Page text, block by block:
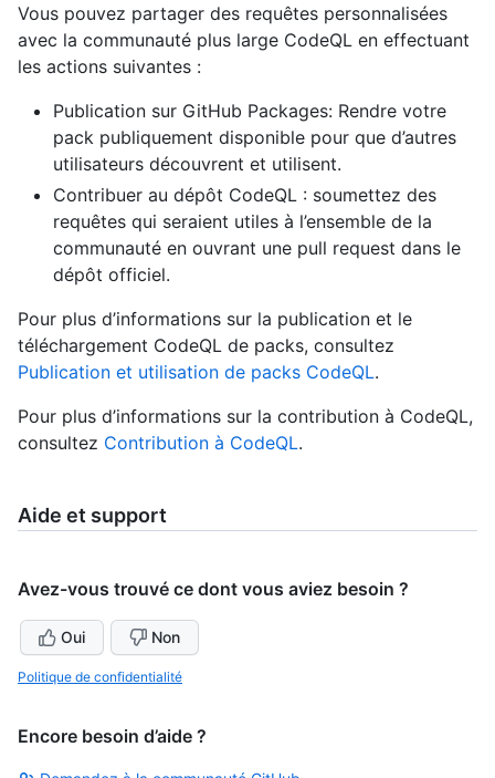
Vous pouvez partager des requêtes personnalisées
avec la communauté plus large CodeQL en effectuant
les actions suivantes :
Publication sur GitHub Packages: Rendre votre
pack publiquement disponible pour que d’autres
utilisateurs découvrent et utilisent.
Contribuer au dépôt CodeQL : soumettez des
requêtes qui seraient utiles à l’ensemble de la
communauté en ouvrant une pull request dans le
dépôt officiel.
Pour plus d’informations sur la publication et le
téléchargement CodeQL de packs, consultez
Publication et utilisation de packs CodeQL.
Pour plus d’informations sur la contribution à CodeQL,
consultez Contribution à CodeQL.
Aide et support
Avez-vous trouvé ce dont vous aviez besoin ?
Oui Non
Politique de confidentialité
Encore besoin d’aide ?